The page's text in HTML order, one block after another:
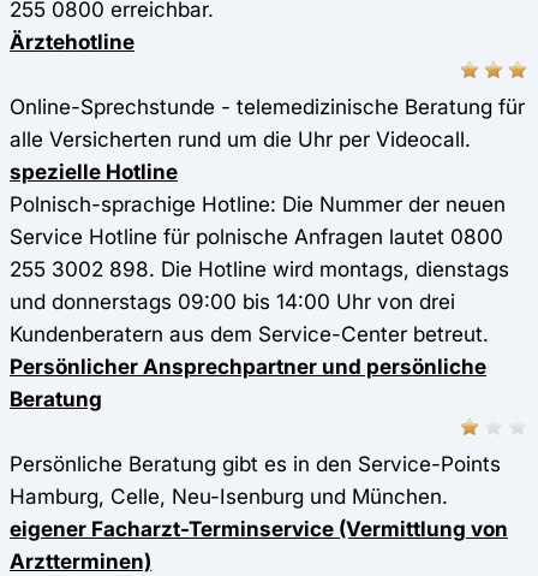
255 0800 erreichbar.
Ärztehotline
Online-Sprechstunde - telemedizinische Beratung für
alle Versicherten rund um die Uhr per Videocall.
spezielle Hotline
Polnisch-sprachige Hotline: Die Nummer der neuen
Service Hotline für polnische Anfragen lautet 0800
255 3002 898. Die Hotline wird montags, dienstags
und donnerstags 09:00 bis 14:00 Uhr von drei
Kundenberatern aus dem Service-Center betreut.
Persönlicher Ansprechpartner und persönliche
Beratung
Persönliche Beratung gibt es in den Service-Points
Hamburg, Celle, Neu-Isenburg und München.
eigener Facharzt-Terminservice (Vermittlung von
Arztterminen)